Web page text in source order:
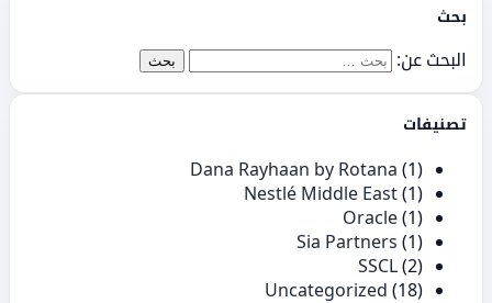
بحث
البحث عن:
تصنيفات
Dana Rayhaan by Rotana (1)
Nestlé Middle East(1)
Oracle(1)
Sia Partners (1)
SSCL(2)
Uncategorized (18)